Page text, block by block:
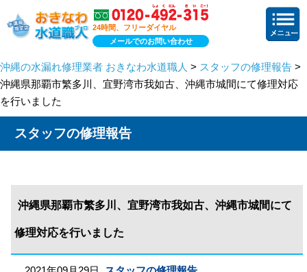
24時間、フリーダイヤル
メールでのお問い合わせ
沖縄の水漏れ修理業者 おきなわ水道職人 > スタッフの修理報告 >
沖縄県那覇市繁多川、宜野湾市我如古、沖縄市城間にて修理対応
を行いました
スタッフの修理報告
沖縄県那覇市繁多川、宜野湾市我如古、沖縄市城間にて
修理対応を行いました